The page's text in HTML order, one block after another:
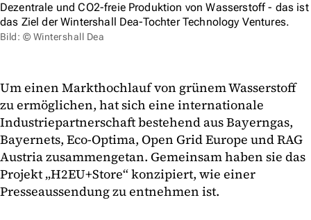
Dezentrale und CO2-freie Produktion von Wasserstoff - das ist
das Ziel der Wintershall Dea-Tochter Technology Ventures.
Bild: © Wintershall Dea
Um einen Markthochlauf von grünem Wasserstoff
zu ermöglichen, hat sich eine internationale
Industriepartnerschaft bestehend aus Bayerngas,
Bayernets, Eco-Optima, Open Grid Europe und RAG
Austria zusammengetan. Gemeinsam haben sie das
Projekt „H2EU+Store“ konzipiert, wie einer
Presseaussendung zu entnehmen ist.